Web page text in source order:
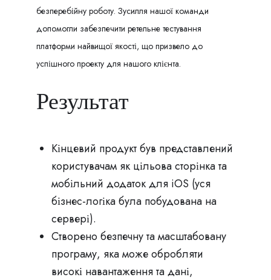
безперебійну роботу. Зусилля нашої команди
допомогли забезпечити ретельне тестування
платформи найвищої якості, що призвело до
успішного проекту для нашого клієнта.
Результат
Кінцевий продукт був представлений
користувачам як цільова сторінка та
мобільний додаток для iOS (уся
бізнес-логіка була побудована на
сервері).
Створено безпечну та масштабовану
програму, яка може обробляти
високі навантаження та дані,